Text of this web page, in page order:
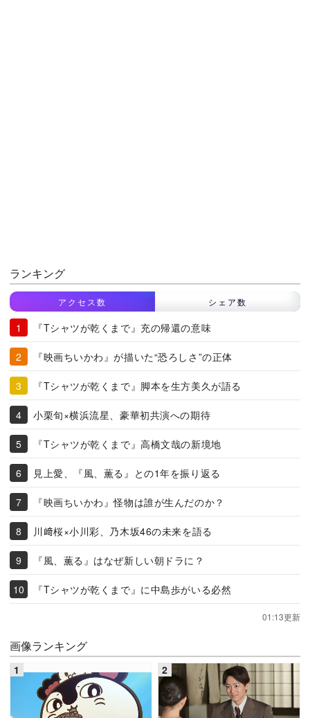
ランキング
アクセス数 シェア数
『Tシャツが乾くまで』充の帰還の意味
『映画ちいかわ』が描いた“恐ろしさ”の正体
『Tシャツが乾くまで』脚本を生方美久が語る
小栗旬×横浜流星、豪華初共演への期待
『Tシャツが乾くまで』高橋文哉の新境地
見上愛、『風、薫る』との1年を振り返る
『映画ちいかわ』怪物は誰が生んだのか？
川﨑桜×小川彩、乃木坂46の未来を語る
『風、薫る』はなぜ新しい朝ドラに？
『Tシャツが乾くまで』に中島歩がいる必然
01:13更新
画像ランキング